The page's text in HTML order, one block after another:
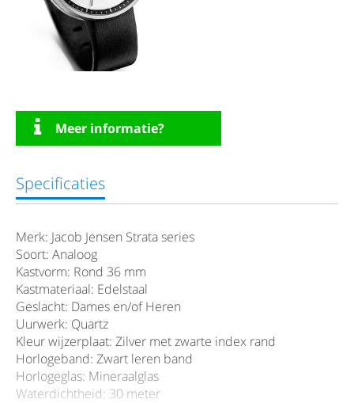
Meer informatie?
Specificaties
Merk: Jacob Jensen Strata series
Soort: Analoog
Kastvorm: Rond 36 mm
Kastmateriaal: Edelstaal
Geslacht: Dames en/of Heren
Uurwerk: Quartz
Kleur wijzerplaat: Zilver met zwarte index rand
Horlogeband: Zwart leren band
Horlogeglas: Mineraalglas
Waterdichtheid: 30 meter